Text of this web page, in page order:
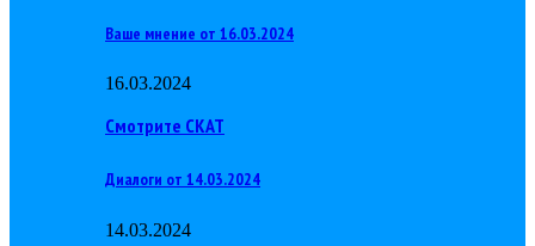
Ваше мнение от 16.03.2024
16.03.2024
Смотрите СКАТ
Диалоги от 14.03.2024
14.03.2024